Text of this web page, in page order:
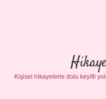
Kişisel hikayelerle dolu keyifli